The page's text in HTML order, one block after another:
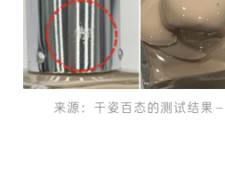
来源：千姿百态的测试结果 –